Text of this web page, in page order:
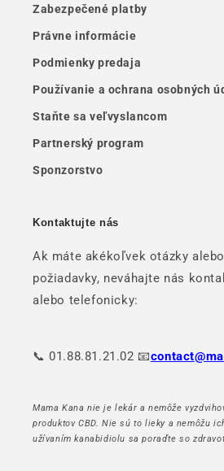
Zabezpečené platby
Právne informácie
Podmienky predaja
Používanie a ochrana osobných
Staňte sa veľvyslancom
Partnerský program
Sponzorstvo
Kontaktujte nás
Ak máte akékoľvek otázky
požiadavky, neváhajte nás
alebo telefonicky:
📞 01.88.81.21.02 📧
Mama Kana nie je lekár a nemôže
produktov CBD. Nie sú to lieky a nemôžu
užívaním kanabidiolu sa poraďte so